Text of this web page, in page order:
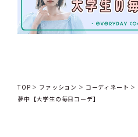
TOP ファッション コーディネート
夢中【大学生の毎日コーデ】